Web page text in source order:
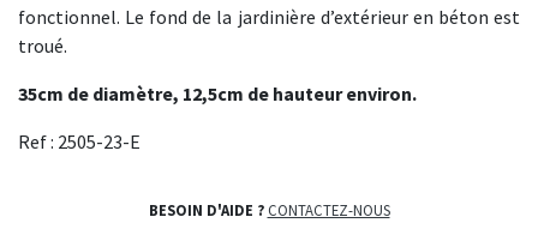
fonctionnel. Le fond de la jardinière d’extérieur en béton est
troué.
35cm de diamètre, 12,5cm de hauteur environ.
Ref : 2505-23-E
BESOIN D'AIDE ? CONTACTEZ-NOUS